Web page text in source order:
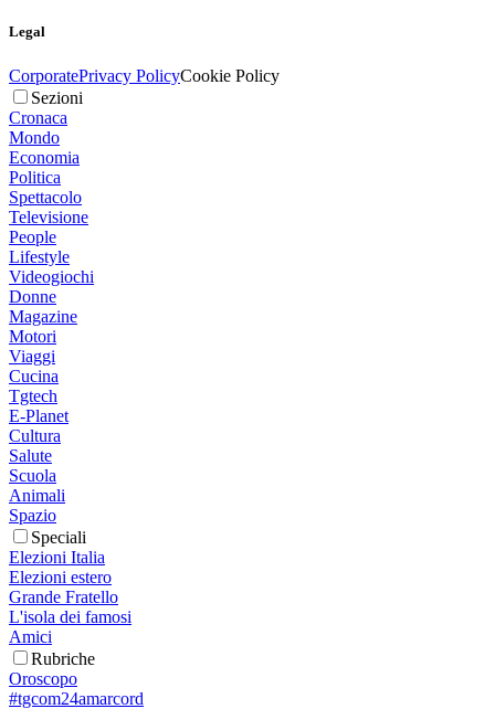
Legal
CorporatePrivacy PolicyCookie Policy
Sezioni
Cronaca
Mondo
Economia
Politica
Spettacolo
Televisione
People
Lifestyle
Videogiochi
Donne
Magazine
Motori
Viaggi
Cucina
Tgtech
E-Planet
Cultura
Salute
Scuola
Animali
Spazio
Speciali
Elezioni Italia
Elezioni estero
Grande Fratello
L'isola dei famosi
Amici
Rubriche
Oroscopo
#tgcom24amarcord